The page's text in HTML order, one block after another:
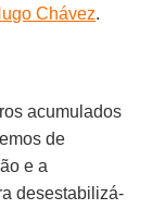
Chávez.
acumulados
de
e a
desestabilizá-